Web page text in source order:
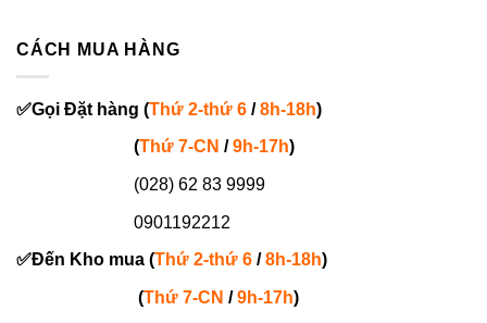
CÁCH MUA HÀNG
✅Gọi Đặt hàng (Thứ 2-thứ 6 /8h-18h)
(Thứ 7-CN /9h-17h)
(028) 62 83 9999
0901192212
✅Đến Kho mua (Thứ 2-thứ 6 /8h-18h)
(Thứ 7-CN /9h-17h)